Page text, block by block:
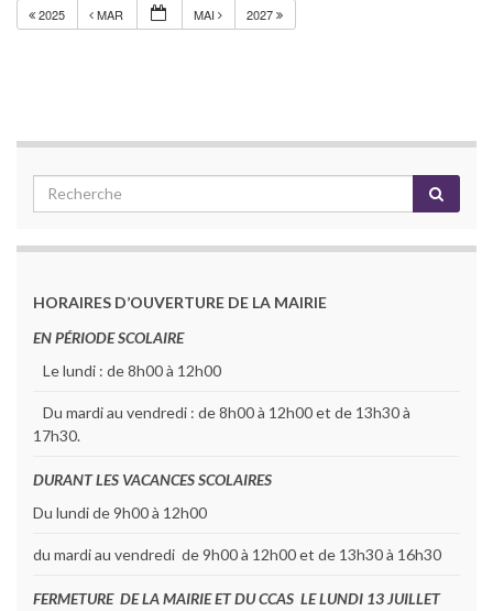
2025 MAR MAI 2027
HORAIRES D’OUVERTURE DE LA MAIRIE
EN PÉRIODE SCOLAIRE
Le lundi : de 8h00 à 12h00
Du mardi au vendredi : de 8h00 à 12h00 et de 13h30 à
17h30.
DURANT LES VACANCES SCOLAIRES
Du lundi de 9h00 à 12h00
du mardi au vendredi de 9h00 à 12h00 et de 13h30 à 16h30
FERMETURE DE LA MAIRIE ET DU CCAS LE LUNDI 13 JUILLET